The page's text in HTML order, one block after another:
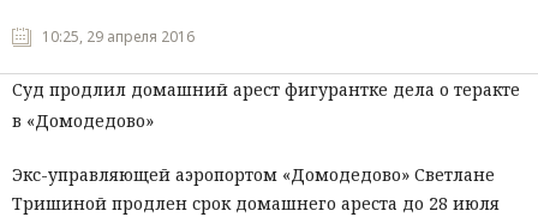
10:25, 29 апреля 2016
Суд продлил домашний арест фигурантке дела о теракте
в «Домодедово»
Экс-управляющей аэропортом «Домодедово» Светлане
Тришиной продлен срок домашнего ареста до 28 июля